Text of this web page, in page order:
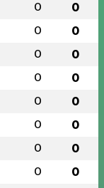
0 0
0 0
0 0
0 0
0 0
0 0
0 0
0 0